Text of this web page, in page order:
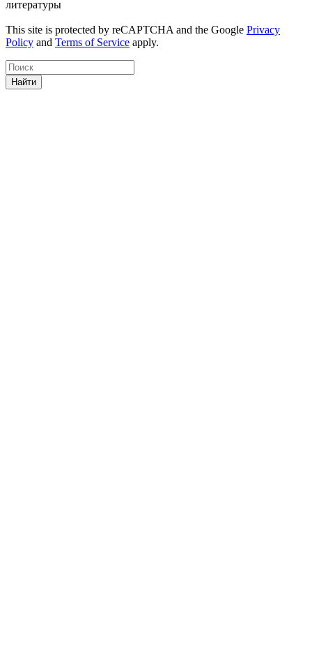
литературы
This site is protected by reCAPTCHA and the Google Privacy
Policy and Terms of Service apply.
Найти